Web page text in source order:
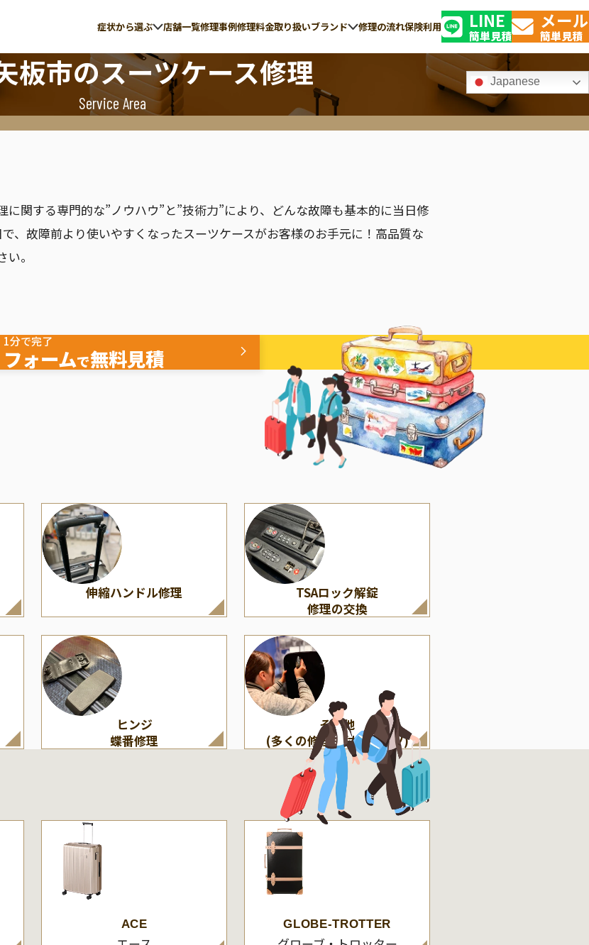
Japanese
症状から選ぶ
（多くの修理・付属パーツ）
店舗一覧修理事例修理料金取り扱いブランド
アメリカンツーリスター ルイ・ヴィトン
修理の流れ保険利用 LINE
簡単見積
メール
簡単見積
板市のスーツケース修理
Service Area
関する専門的な”ノウハウ”と”技術力”により、どんな故障も基本的に当日修
、故障前より使いやすくなったスーツケースがお客様のお手元に！高品質な
。
1分で完了
フォームで無料見積
伸縮ハンドル修理
TSAロック解錠
修理の交換
ヒンジ
蝶番修理
その他
(多くの修理・付属パーツ)
ACE GLOBE-TROTTER